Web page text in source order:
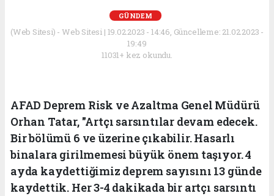
GÜNDEM
(Web Sitesi) - Web Sitesi | 19.02.2023 - 14:46, Güncelleme: 21.02.2023 -
19:49
11031+ kez okundu.
AFAD Deprem Risk ve Azaltma Genel Müdürü
Orhan Tatar, "Artçı sarsıntılar devam edecek.
Bir bölümü 6 ve üzerine çıkabilir. Hasarlı
binalara girilmemesi büyük önem taşıyor. 4
ayda kaydettiğimiz deprem sayısını 13 günde
kaydettik. Her 3-4 dakikada bir artçı sarsıntı